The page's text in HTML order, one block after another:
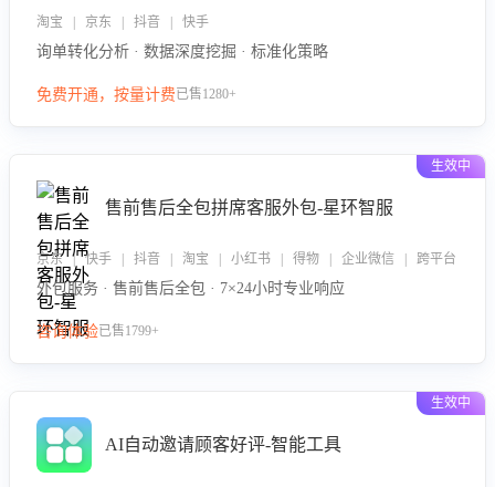
淘宝 | 京东 | 抖音 | 快手
询单转化分析 · 数据深度挖掘 · 标准化策略
免费开通，按量计费已售1280+
生效中
售前售后全包拼席客服外包-星环智服
京东 | 快手 | 抖音 | 淘宝 | 小红书 | 得物 | 企业微信 | 跨平台
外包服务 · 售前售后全包 · 7×24小时专业响应
咨询体验已售1799+
生效中
AI自动邀请顾客好评-智能工具